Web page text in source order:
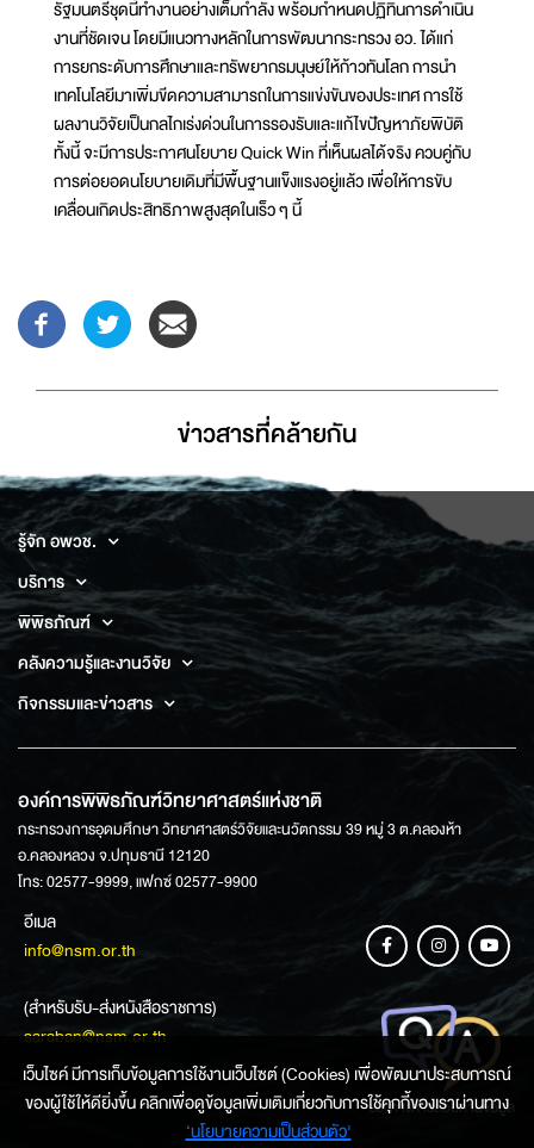
รัฐมนตรีชุดนี้ทำงานอย่างเต็มกำลัง พร้อมกำหนดปฏิทินการดำเนิน
งานที่ชัดเจน โดยมีแนวทางหลักในการพัฒนากระทรวง อว. ได้แก่
การยกระดับการศึกษาและทรัพยากรมนุษย์ให้ก้าวทันโลก การนำ
เทคโนโลยีมาเพิ่มขีดความสามารถในการแข่งขันของประเทศ การใช้
ผลงานวิจัยเป็นกลไกเร่งด่วนในการรองรับและแก้ไขปัญหาภัยพิบัติ
ทั้งนี้ จะมีการประกาศนโยบาย Quick Win ที่เห็นผลได้จริง ควบคู่กับ
การต่อยอดนโยบายเดิมที่มีพื้นฐานแข็งแรงอยู่แล้ว เพื่อให้การขับ
เคลื่อนเกิดประสิทธิภาพสูงสุดในเร็ว ๆ นี้
ข่าวสารที่่คล้ายกัน
รู้จัก อพวช.
บริการ
พิพิธภัณฑ์
คลังความรู้และงานวิจัย
กิจกรรมและข่าวสาร
องค์การพิพิธภัณฑ์วิทยาศาสตร์แห่งชาติ
กระทรวงการอุดมศึกษา วิทยาศาสตร์วิจัยและนวัตกรรม 39 หมู่ 3 ต.คลองห้า
อ.คลองหลวง จ.ปทุมธานี 12120
โทร: 02577-9999, แฟกซ์ 02577-9900
อีเมล
info@nsm.or.th
(สำหรับรับ-ส่งหนังสือราชการ)
saraban@nsm.or.th
ช่องทางการสอบถามข้อมูล
เว็บไซค์ มีการเก็บข้อมูลการใช้งานเว็บไซต์ (Cookies) เพื่อพัฒนาประสบการณ์
ของผู้ใช้ให้ดียิ่งขึ้น คลิกเพื่อดูข้อมูลเพิ่มเติมเกี่ยวกับการใช้คุกกี้ของเราผ่านทาง
‘นโยบายความเป็นส่วนตัว'